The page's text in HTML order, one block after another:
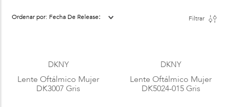
Fecha De Release Filtrar
DKNY
Lente Oftálmico Mujer
DK3007 Gris
DKNY
Lente Oftálmico Mujer
DK5024-015 Gris